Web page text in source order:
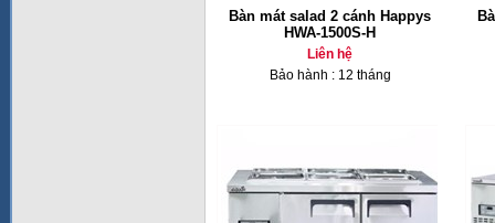
Bàn mát salad 2 cánh Happys
HWA-1500S-H
Liên hệ
Bảo hành : 12 tháng